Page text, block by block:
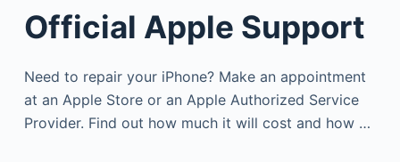
Official Apple Support
Need to repair your iPhone? Make an appointment
at an Apple Store or an Apple Authorized Service
Provider. Find out how much it will cost and how …